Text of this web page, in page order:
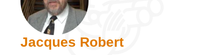
Jacques Robert